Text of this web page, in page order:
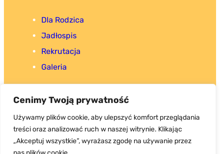
Cenimy Twoją prywatność
Używamy plików cookie, aby ulepszyć komfort przeglądania
treści oraz analizować ruch w naszej witrynie. Klikając
„Akceptuj wszystkie”, wyrażasz zgodę na używanie przez
Dla Rodzica
Jadłospis
Rekrutacja
Galeria
Copyright 2025. Wszystkie prawa zastrzeżone.